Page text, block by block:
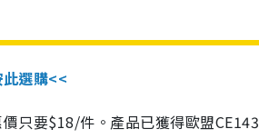
選購<<
只要$18/件。產品已獲得歐盟